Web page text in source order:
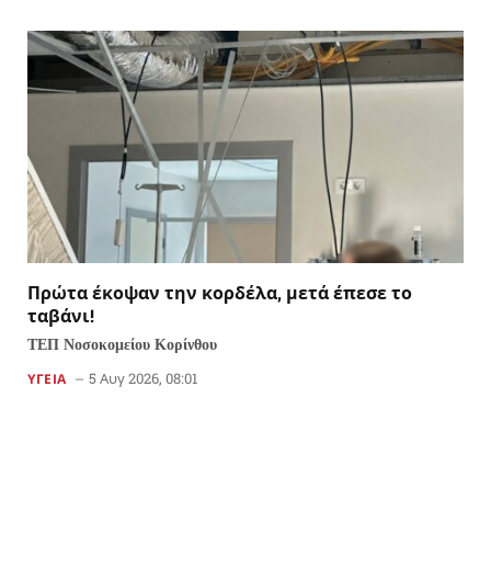
Πρώτα έκοψαν την κορδέλα, μετά έπεσε το
ταβάνι!
ΤΕΠ Νοσοκομείου Κορίνθου
ΥΓΕΙΑ 5 Αυγ 2026, 08:01